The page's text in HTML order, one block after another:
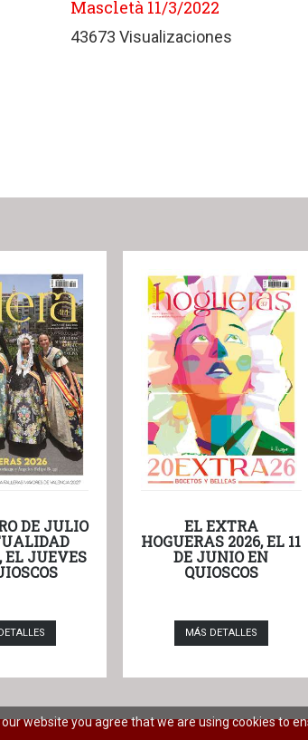
Mascletà 11/3/2022
43673 Visualizaciones
DE JULIO
EL JUEVES
EL EXTRA
HOGUERAS 2026, EL 11
DE JUNIO EN
QUIOSCOS
MÁS DETALLES
website you agree that we are using cookies to